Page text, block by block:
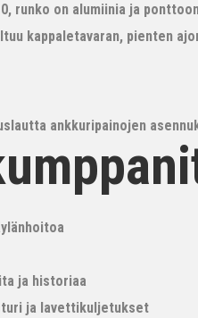
runko on alumiinia ja
kappaletavaran, pienten
ankkuripainojen
ja historiaa
ja lavettikuljetukset